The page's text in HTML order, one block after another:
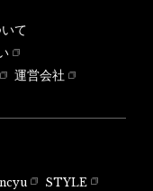
て
運営会社
STYLE